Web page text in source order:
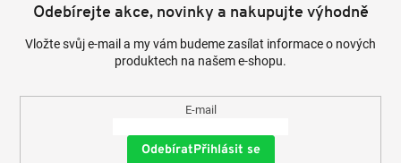
Odebírejte akce, novinky a nakupujte výhodně
Vložte svůj e-mail a my vám budeme zasílat informace o nových
produktech na našem e-shopu.
E-mail
Přihlásit se